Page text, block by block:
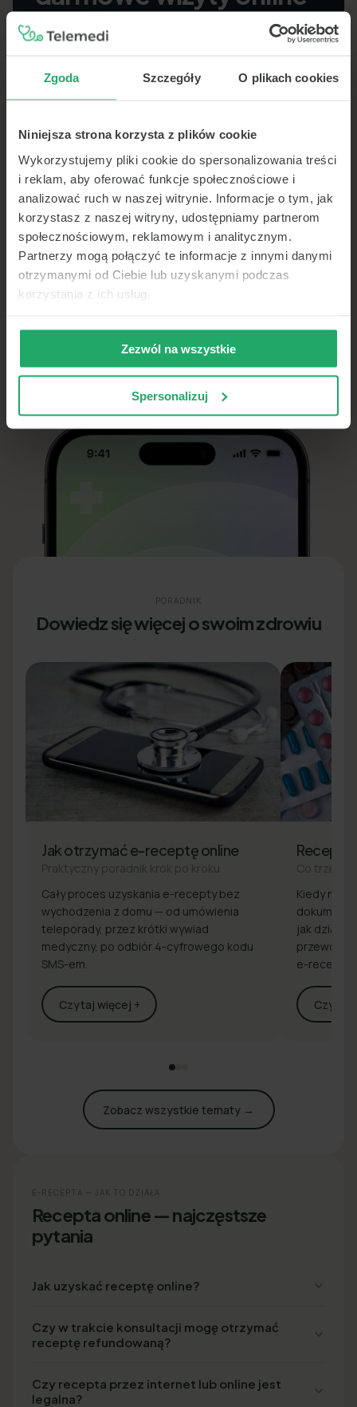
Zgoda Szczegóły O plikach cookies
Niniejsza strona korzysta z plików cookie
Wykorzystujemy pliki cookie do spersonalizowania treści
i reklam, aby oferować funkcje społecznościowe i
analizować ruch w naszej witrynie. Informacje o tym, jak
korzystasz z naszej witryny, udostępniamy partnerom
społecznościowym, reklamowym i analitycznym.
Partnerzy mogą połączyć te informacje z innymi danymi
otrzymanymi od Ciebie lub uzyskanymi podczas
korzystania z ich usług.
Zezwól na wszystkie
Spersonalizuj
Wybierz naszą przychodnię partnerską jako
swojego lekarza POZ — bezpłatnie na NFZ, bez
3 darmowe wizyty online w Telemedi
Recepty, e-zwolnienia, skierowania — wszystko
online
Zapisz się do przychodni
Cała opiekaw
aplikacji
Telemedycyna w Twoim telefonie — wideo, czat
lub telefon. Teleporady, e-recepty, e-skierowania
App Store Google Play
PORADNIK
Dowiedz się więcej o swoim zdrowiu
Jak otrzymać e-receptę online
Praktyczny poradnik krok po kroku
Cały proces uzyskania e-recepty bez
wychodzenia z domu — od umówienia
teleporady, przez krótki wywiad
medyczny, po odbiór 4-cyfrowego kodu
SMS-em.
Czytaj więcej +
Recepta
Co trzeba
Kiedy
jak działa
e-
Czytaj
Zobacz wszystkie tematy →
E-RECEPTA — JAK TO DZIAŁA
Recepta online — najczęstsze
pytania
Jak uzyskać receptę online?
Czy w trakcie konsultacji mogę otrzymać
receptę refundowaną?
Czy recepta przez internet lub online jest
legalna?